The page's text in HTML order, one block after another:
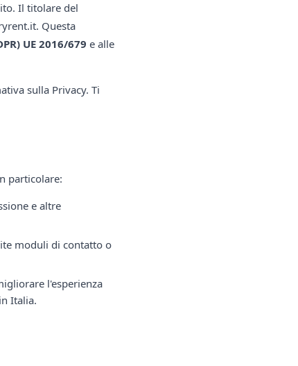
Il titolare del
Questa
UE 2016/679 e alle
sulla Privacy. Ti
particolare:
e altre
moduli di contatto o
l'esperienza
Italia.